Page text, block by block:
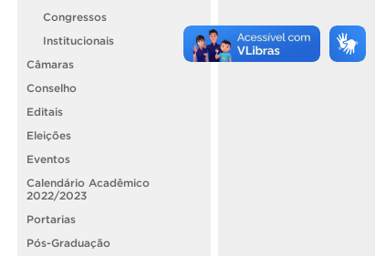
Congressos
Institucionais
Câmaras
Conselho
Editais
Eleições
Eventos
Calendário Acadêmico
2022/2023
Portarias
Pós-Graduação